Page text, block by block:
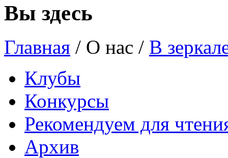
Вы здесь
Главная / О нас / В
Клубы
Конкурсы
Рекомендуем для
Архив